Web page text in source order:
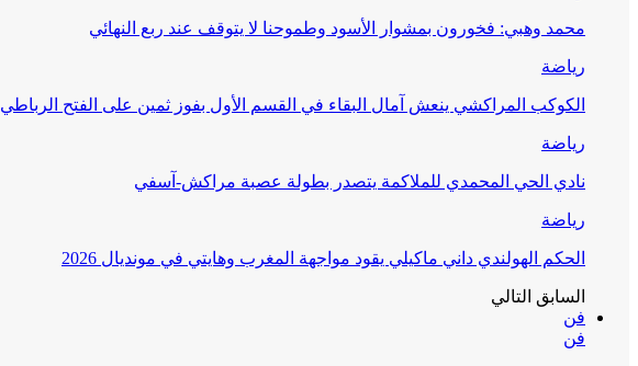
محمد وهبي: فخورون بمشوار الأسود وطموحنا لا يتوقف عند ربع النهائي
رياضة
الكوكب المراكشي ينعش آمال البقاء في القسم الأول بفوز ثمين على الفتح الرباطي
رياضة
نادي الحي المحمدي للملاكمة يتصدر بطولة عصبة مراكش-آسفي
رياضة
الحكم الهولندي داني ماكيلي يقود مواجهة المغرب وهايتي في مونديال 2026
السابق التالي
فن
فن